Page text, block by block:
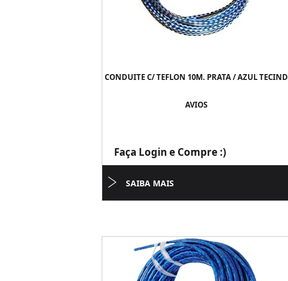
CONDUITE C/ TEFLON 10M. PRATA / AZUL TECIND
AVIOS
Faça Login e Compre :)
SAIBA MAIS